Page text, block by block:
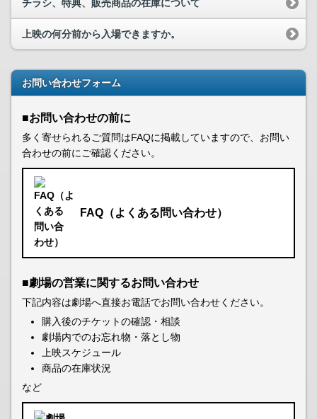
チラシ、特典、販売商品の在庫について
上映の何分前から入場できますか。
お問い合わせフォーム
■お問い合わせの前に
多く寄せられるご質問はFAQに掲載していますので、お問い
合わせの前にご確認ください。
FAQ（よくある問い合わせ）
■劇場の営業に関するお問い合わせ
下記内容は劇場へ直接お電話でお問い合わせください。
購入後のチケットの確認・相談
劇場内でのお忘れ物・落とし物
上映スケジュール
商品の在庫状況
など